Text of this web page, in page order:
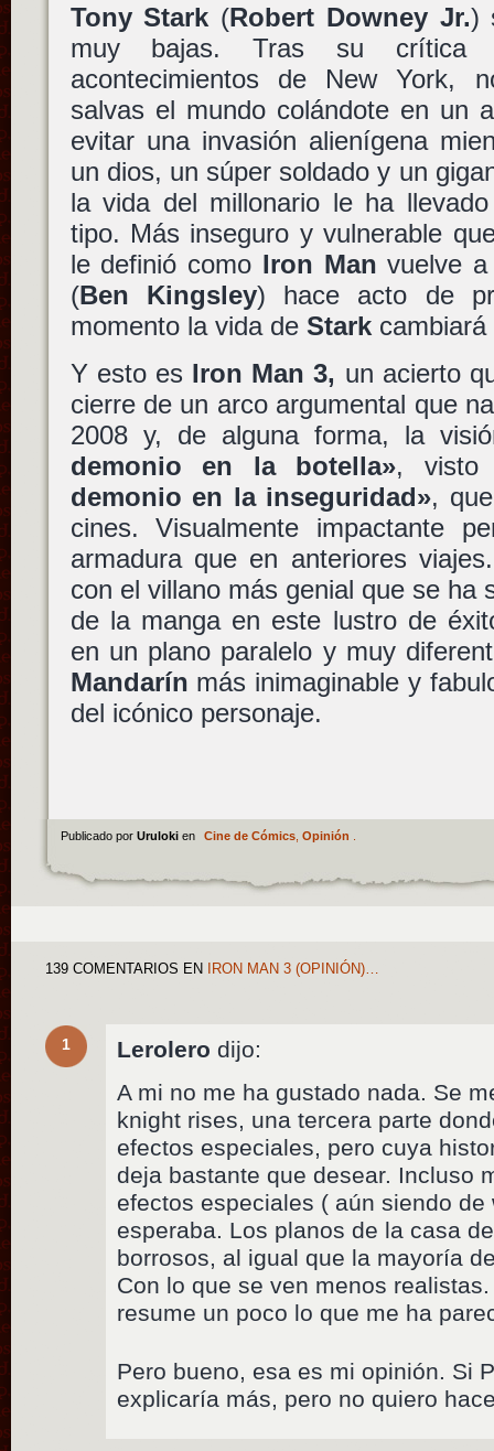
Tony Stark (Robert Downey Jr.)
muy bajas. Tras su crítica
acontecimientos de New York,
salvas el mundo colándote en un
evitar una invasión alienígena
un dios, un súper soldado y un
la vida del millonario le ha
tipo. Más inseguro y vulnerable
le definió como Iron Man vuelve
(Ben Kingsley) hace acto de
momento la vida de Starkcambiará
Y esto es Iron Man 3, un acierto
cierre de un arco argumental que
2008 y, de alguna forma, la
demonio en la botella», visto
demonio en la inseguridad»,
cines. Visualmente impactante
armadura que en anteriores
con el villano más genial que se ha
de la manga en este lustro de
en un plano paralelo y muy
Mandarín más inimaginable y
del icónico personaje.
Publicado por Uruloki en Cine de Cómics, Opinión
139 COMENTARIOS EN IRON MAN 3 (OPINIÓN)…
1 Lerolero dijo:
A mi no me ha gustado nada. Se
knight rises, una tercera parte
efectos especiales, pero cuya
deja bastante que desear. Incluso
efectos especiales ( aún siendo
esperaba. Los planos de la casa
borrosos, al igual que la mayoría
Con lo que se ven menos
resume un poco lo que me ha
Pero bueno, esa es mi opinión. Si
explicaría más, pero no quiero